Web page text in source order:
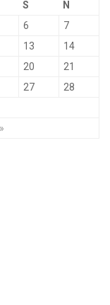
S N
6
7
13
14
20
21
27
28